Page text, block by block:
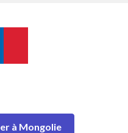
à Mongolie